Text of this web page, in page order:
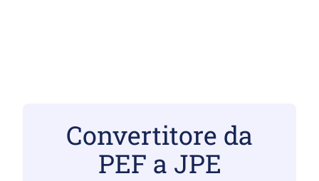
Convertitore da
PEF a JPE